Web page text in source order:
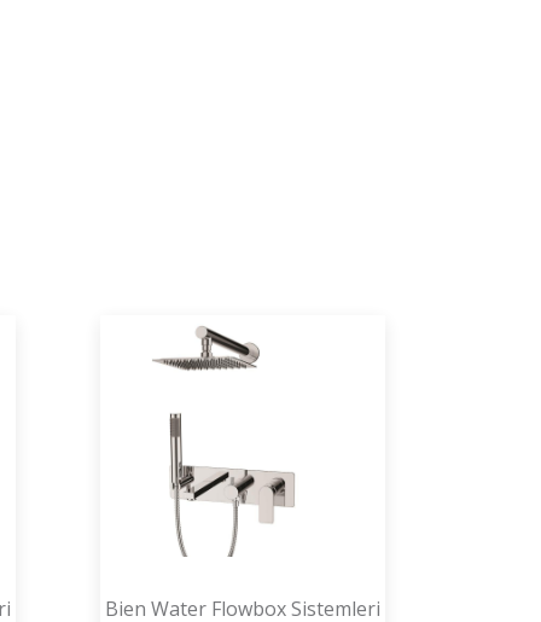
Bien Water Flowbox Sistemleri